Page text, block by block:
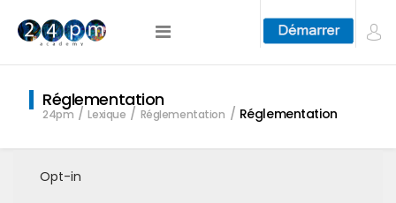
Réglementation
24pm Lexique Réglementation Réglementation
Opt-in